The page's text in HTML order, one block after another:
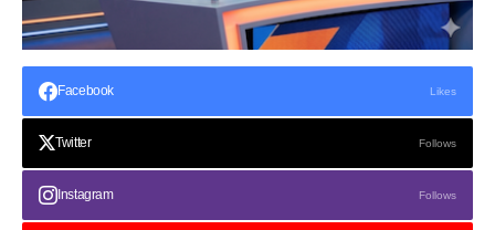
Facebook Likes
Twitter Follows
Instagram Follows